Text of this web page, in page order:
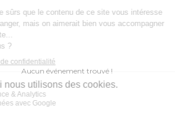
Aucun événement trouvé !